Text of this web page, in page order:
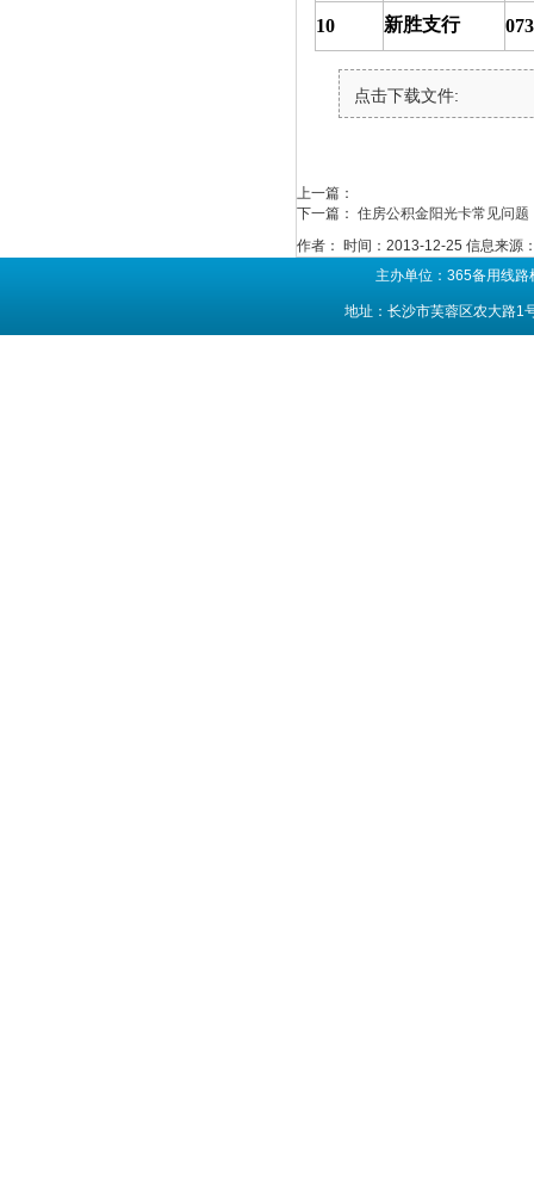
10 新胜支行
点击下载文件:
上一篇：
下一篇： 住房公积金阳光卡常见问题
作者：
时间：2013-12-25 信息来源
主办单位：365备用线
地址：长沙市芙蓉区农大路